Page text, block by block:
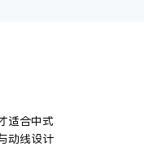
适合中式
动线设计